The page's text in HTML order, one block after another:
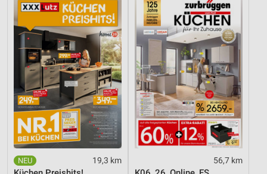
19,3 km 56,7 km